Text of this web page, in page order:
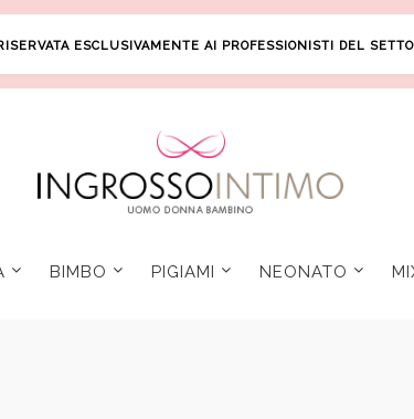
ESCLUSIVAMENTE AI PROFESSIONISTI DEL
BIMBO PIGIAMI NEONATO